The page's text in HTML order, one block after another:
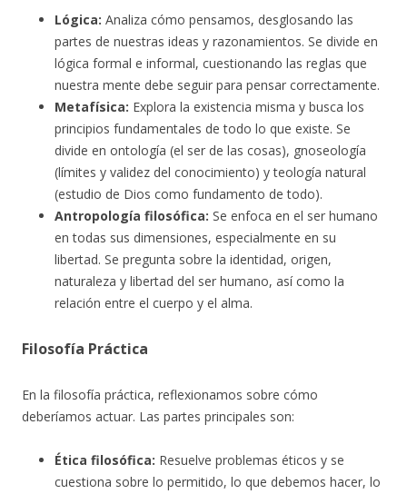
Lógica: Analiza cómo pensamos, desglosando las
partes de nuestras ideas y razonamientos. Se divide en
lógica formal e informal, cuestionando las reglas que
nuestra mente debe seguir para pensar correctamente.
Metafísica: Explora la existencia misma y busca los
principios fundamentales de todo lo que existe. Se
divide en ontología (el ser de las cosas), gnoseología
(límites y validez del conocimiento) y teología natural
(estudio de Dios como fundamento de todo).
Antropología filosófica: Se enfoca en el ser humano
en todas sus dimensiones, especialmente en su
libertad. Se pregunta sobre la identidad, origen,
naturaleza y libertad del ser humano, así como la
relación entre el cuerpo y el alma.
Filosofía Práctica
En la filosofía práctica, reflexionamos sobre cómo
deberíamos actuar. Las partes principales son:
Ética filosófica: Resuelve problemas éticos y se
cuestiona sobre lo permitido, lo que debemos hacer, lo